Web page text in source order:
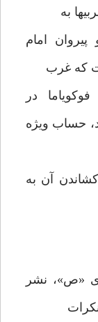
به
امام
که غرب
در
حساب ویژه
آن به
«ص»، نشر